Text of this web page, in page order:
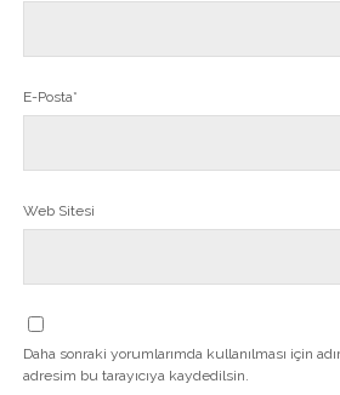
E-Posta*
Web Sitesi
Daha sonraki yorumlarımda kullanılması için
adresim bu tarayıcıya kaydedilsin.